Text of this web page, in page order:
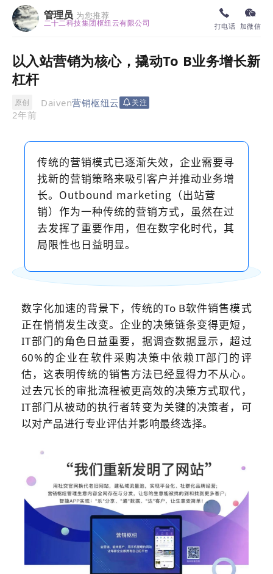
管理员 为您推荐
二十二科技集团枢纽云有限公司 打电话 加微信
以入站营销为核心，撬动To B业务增长新
杠杆
原创 Daiven营销枢纽云 关注
2年前
传统的营销模式已逐渐失效，企业需要寻
找新的营销策略来吸引客户并推动业务增
长。 Outbound marketing（出站营
销）作为一种传统的营销方式，虽然在过
去发挥了重要作用，但在数字化时代，其
局限性也日益明显。
数字化加速的背景下，传统的To B软件销售模式
正在悄悄发生改变。企业的决策链条变得更短，
IT部门的角色日益重要，据调查数据显示，超过
60%的企业在软件采购决策中依赖IT部门的评
估，这表明传统的销售方法已经显得力不从心。
过去冗长的审批流程被更高效的决策方式取代，
IT部门从被动的执行者转变为关键的决策者，可
以对产品进行专业评估并影响最终选择。